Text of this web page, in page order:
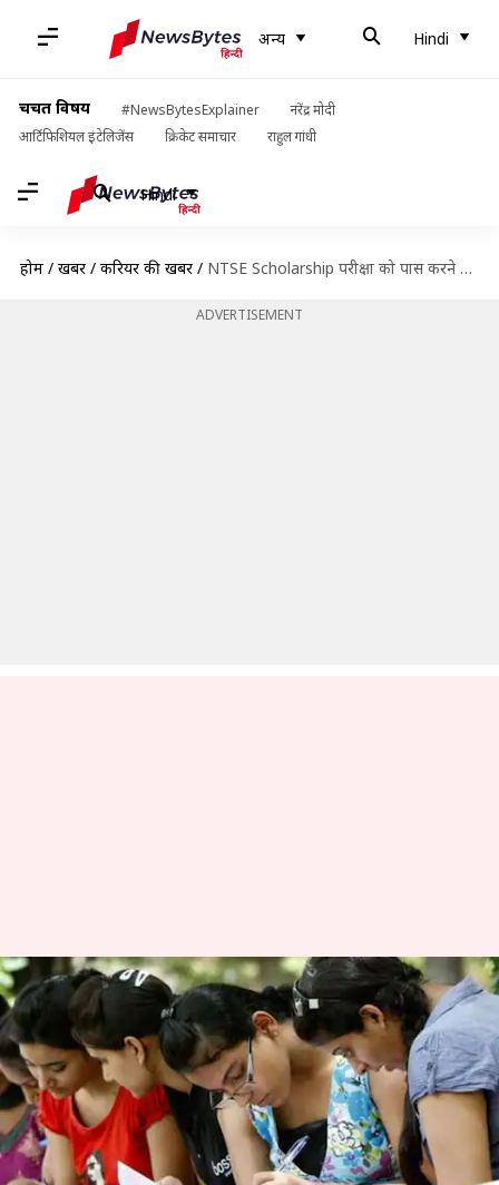
अन्य Hindi
चर्चित विषय #NewsBytesExplainer
नरेंद्र मोदी
आर्टिफिशियल इंटेलिजेंस
क्रिकेट समाचार राहुल गांधी
Hindi
होम / खबरें / करियर की खबरें / NTSE Scholarship परीक्षा को पास करने के लिए अपनाएं ये टिप्स, मिलेगी सफलता
ADVERTISEMENT
NTSE Scholarship परीक्षा को पास
करने के लिए अपनाएं ये टिप्स,
मिलेगी सफलता
लेखन मोना दीक्षित Feb 04, 2019 11:00 am
क्या है खबर?